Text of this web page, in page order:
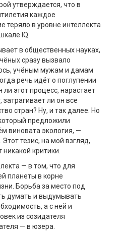
утверждается, что в
каждое
теряло в уровне интеллекта
IQ.
в общественных науках,
сразу вызвало
учёным мужам и дамам
речь идёт о поглупении
ли этот процесс, нарастает
затрагивает ли он все
стран? Ну, и так далее. Но
предложили
виновата экология, —
тезис, на мой взгляд,
критики.
— в том, что для
планеты в корне
Борьба за место под
думать и выдумывать
а с ней и
из созидателя
— в юзера.